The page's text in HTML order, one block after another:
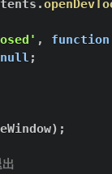
.
, function
null ;
) ;